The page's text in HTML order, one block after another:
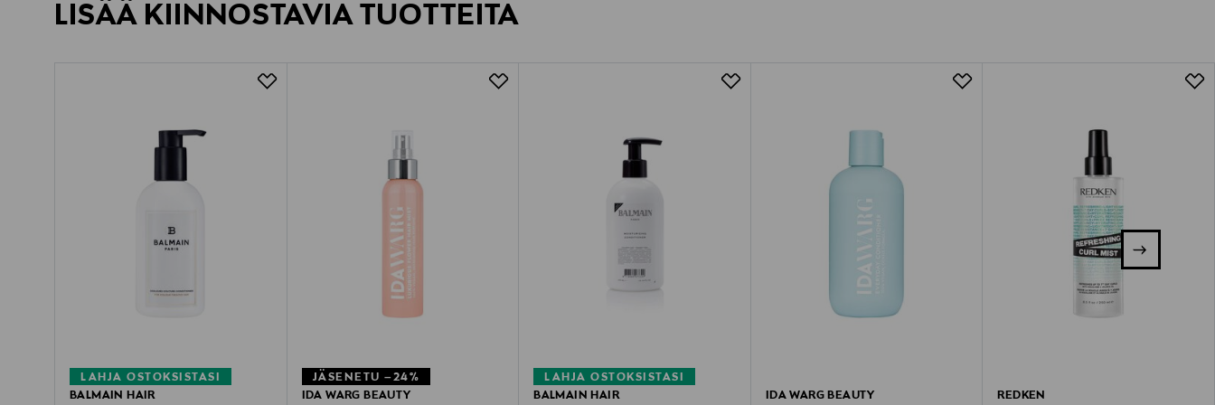
LISÄÄ KIINNOSTAVIA TUOTTEITA
LAHJA OSTOKSISTASI
BALMAIN HAIR
JÄSENETU –24%
IDA WARG BEAUTY
LAHJA OSTOKSISTASI
BALMAIN HAIR
IDA WARG BEAUTY
REDKEN